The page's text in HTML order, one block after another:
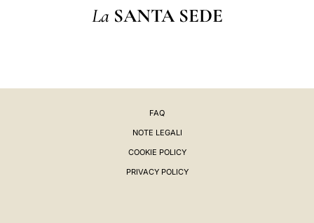
La SANTA SEDE
FAQ
NOTE LEGALI
COOKIE POLICY
PRIVACY POLICY